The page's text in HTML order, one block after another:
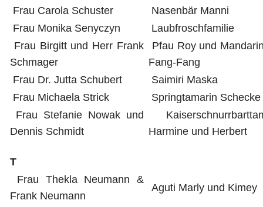
Frau Carola Schuster
Nasenbär Manni
Frau Monika Senyczyn
Laubfroschfamilie
Frau Birgitt und Herr Frank
Schmager
Pfau Roy und
Fang-Fang
Frau Dr. Jutta Schubert
Saimiri Maska
Frau Michaela Strick
Springtamarin Schecke
Frau Stefanie Nowak und
Dennis Schmidt
Harmine und Herbert
T
Frau Thekla Neumann &
Frank Neumann
Aguti Marly und Kimey